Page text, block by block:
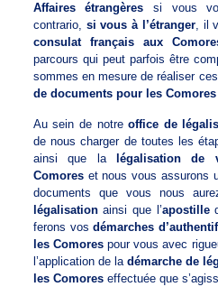
Affaires étrangères si vous
contrario, si vous à l’étranger, il
consulat français aux
parcours qui peut parfois être
sommes en mesure de réaliser ces
de documents pour les Comores
Au sein de notreoffice de
de nous charger de toutes les
ainsi que la
légalisation de
Comoreset nous vous assurons
documents que vous nous
légalisationainsi que l’apostille
ferons vosdémarches
les Comorespour vous avec
l’application de la démarche de
les Comoreseffectuée que